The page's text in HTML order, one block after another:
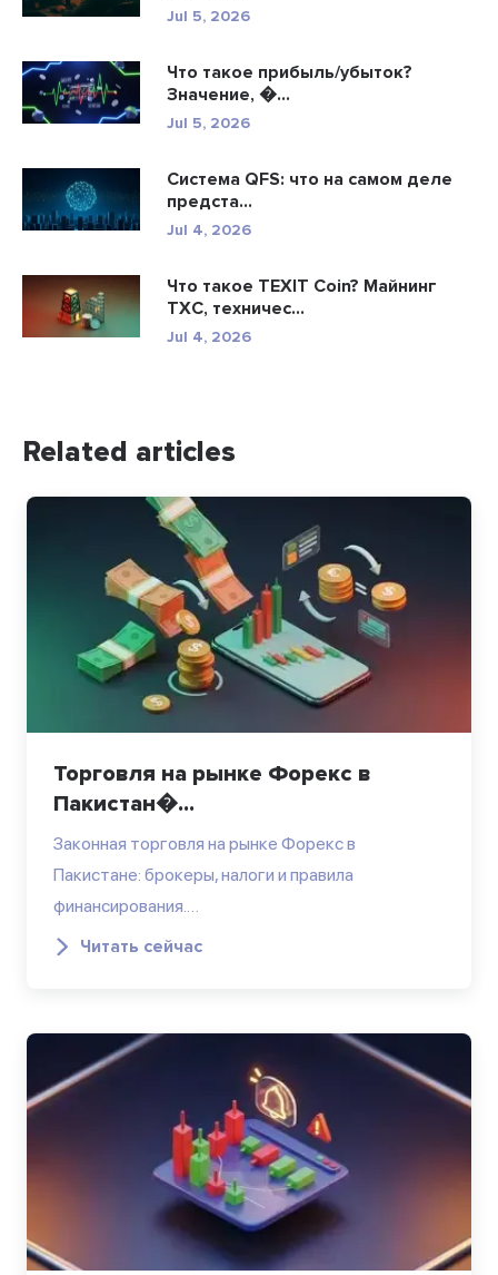
Jul 5, 2026
Что такое прибыль/убыток?
Значение, �...
Jul 5, 2026
Система QFS: что на самом деле
предста...
Jul 4, 2026
Что такое TEXIT Coin? Майнинг
TXC, техничес...
Jul 4, 2026
Related articles
Торговля на рынке Форекс в
Пакистан�...
Законная торговля на рынке Форекс в
Пакистане: брокеры, налоги и правила
финансирования.…
Читать сейчас